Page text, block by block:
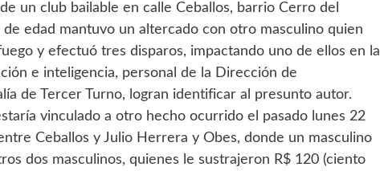
un club bailable en calle Ceballos, barrio Cerro del
edad mantuvo un altercado con otro masculino quien
y efectuó tres disparos, impactando uno de ellos en la
e inteligencia, personal de la Dirección de
de Tercer Turno, logran identificar al presunto autor.
vinculado a otro hecho ocurrido el pasado lunes 22
Ceballos y Julio Herrera y Obes, donde un masculino
dos masculinos, quienes le sustrajeron R$ 120 (ciento